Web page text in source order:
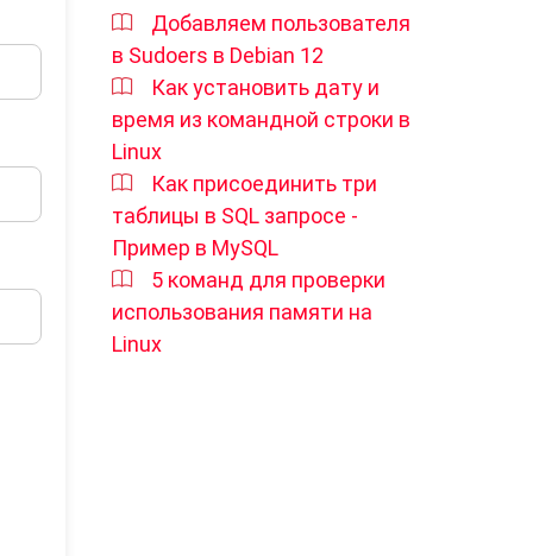
Добавляем пользователя
в Sudoers в Debian 12
Как установить дату и
время из командной строки в
Linux
Как присоединить три
таблицы в SQL запросе -
Пример в MySQL
5 команд для проверки
использования памяти на
Linux